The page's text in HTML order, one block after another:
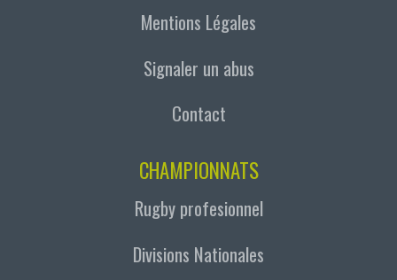
Mentions Légales
Signaler un abus
Contact
CHAMPIONNATS
Rugby profesionnel
Divisions Nationales